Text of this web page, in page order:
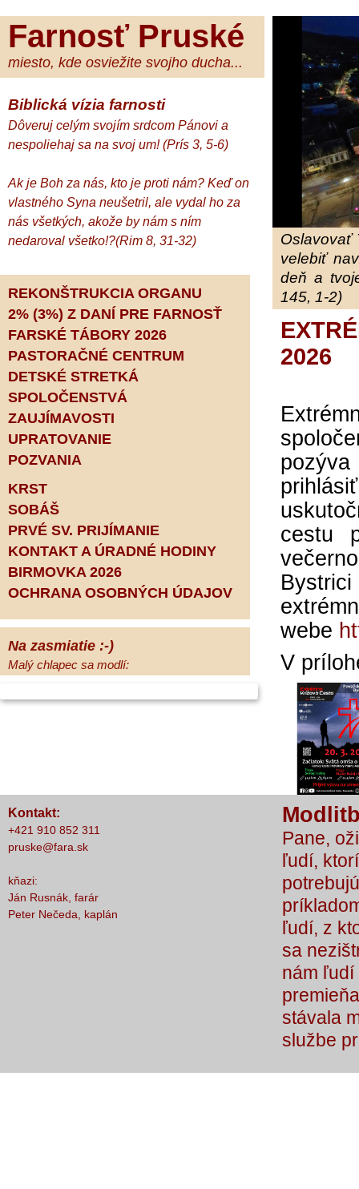
Farnosť Pruské
miesto, kde osviežite svojho ducha...
Biblická vízia farnosti
Dôveruj celým svojím srdcom Pánovi a
nespoliehaj sa na svoj um! (Prís 3, 5-6)
Ak je Boh za nás, kto je proti nám? Keď on
vlastného Syna neušetril, ale vydal ho za
nás všetkých, akože by nám s ním
nedaroval všetko!?(Rim 8, 31-32)
REKONŠTRUKCIA ORGANU
2% (3%) Z DANÍ PRE FARNOSŤ
FARSKÉ TÁBORY 2026
PASTORAČNÉ CENTRUM
DETSKÉ STRETKÁ
SPOLOČENSTVÁ
ZAUJÍMAVOSTI
UPRATOVANIE
POZVANIA
KRST
SOBÁŠ
PRVÉ SV. PRIJÍMANIE
KONTAKT A ÚRADNÉ HODINY
BIRMOVKA 2026
OCHRANA OSOBNÝCH ÚDAJOV
Na zasmiatie :-)
Malý chlapec sa modlí:
mamičku a prosím aj za Teba, Pane Bože,
Oslavovať
velebiť
deň a
145, 1-2)
2026
cestu
webe
V
Kontakt:
+421 910 852 311
pruske@fara.sk
kňazi:
Ján Rusnák, farár
Peter Nečeda, kaplán
Pane,
ľudí,
ľudí, z
sa
nám
stávala
službe